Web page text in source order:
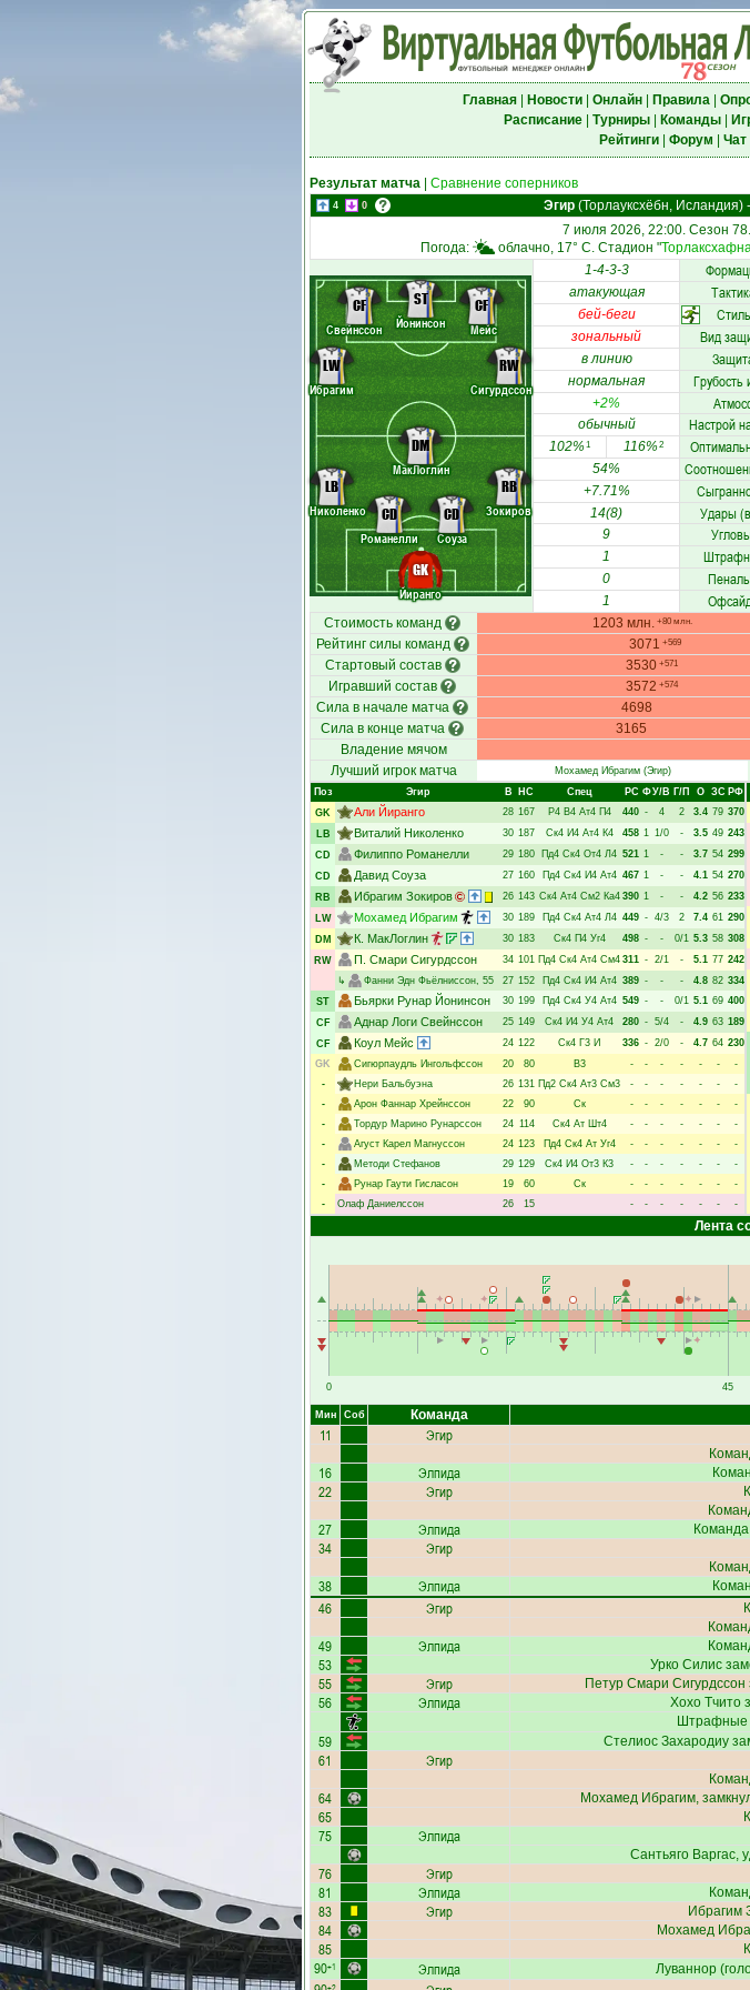
Главная| Новости| Онлайн| Правила|
Расписание| Турниры| Команды|
Рейтинги| Форум Чат|
Результат матча Сравнение соперников
4 0 Эгир(Торлауксхёбн, Исландия)-
7 июля 2026, 22:00. Сезон
Погода:
облачно, 17° C. Стадион "
Йиранго
Николенко
Романелли
Соуза
Зокиров
Ибрагим
МакЛоглин
Сигурдссон
Йонинсон
Свейнссон Мейс
GK
LB
CD
CD
RB
LW
DM
RW
ST
CF CF
1-4-3-3
атакующая
бей-беги
Стиль
зональный
Вид
в линию
нормальная
Грубость
+2%
обычный
Настрой
102%1 116%2
54%
+7.71%
14(8)
Удары
9
1
0
1
Стоимость команд
1203 млн. +80 млн.
Рейтинг силы команд
3071 +569
Стартовый состав
3530 +571
Игравший состав
3572 +574
Сила в начале матча
4698
Сила в конце матча
3165
Владение мячом
Лучший игрок матча
Мохамед Ибрагим(Эгир)
Поз
Эгир В НC Спец РC ФУ/В Г/П О ЗС РФ
GK
Али Йиранго 28 167 Р4 В4 Ат4 П4 440 - 4 2 3.4 79 370
LB
Виталий Николенко 30 187 Ск4 И4 Ат4 К4 458 1 1/0 - 3.5 49 243
CD
Филиппо Романелли 29 180 Пд4 Ск4 От4 Л4 521 1 - - 3.7 54 299
CD
Давид Соуза 27 160 Пд4 Ск4 И4 Ат4 467 1 - - 4.1 54 270
RB
Ибрагим Зокиров 26 143 Ск4 Ат4 См2 Ка4 390 1 - - 4.2 56 233
LW
Мохамед Ибрагим 30 189 Пд4 Ск4 Ат4 Л4 449 - 4/3 2 7.4 61 290
DM
К. МакЛоглин 30 183 Ск4 П4 Уг4 498 - - 0/1 5.3 58 308
RW
П. Смари Сигурдссон 34 101 Пд4 Ск4 Ат4 См4 311 - 2/1 - 5.1 77 242
↳
Фанни Эдн Фьёлниссон, 55 27 152 Пд4 Ск4 И4 Ат4 389 - - - 4.8 82 334
ST
Бьярки Рунар Йонинсон 30 199 Пд4 Ск4 У4 Ат4 549 - - 0/1 5.1 69 400
CF
Аднар Логи Свейнссон 25 149 Ск4 И4 У4 Ат4 280 - 5/4 - 4.9 63 189
CF
Коул Мейс 24 122 Ск4 Г3 И 336 - 2/0 - 4.7 64 230
GK
Сигюрпаудль Ингольфссон 20 80 В3 - - - - - -
-
-
Нери Бальбуэна 26 131 Пд2 Ск4 Ат3 См3 - - - - - -
-
-
Арон Фаннар Хрейнссон 22 90 Ск - - - - - -
-
-
Тордур Марино Рунарссон 24 114 Ск4 Ат Шт4 - - - - - -
-
-
Агуст Карел Магнуссон 24 123 Пд4 Ск4 Ат Уг4 - - - - - -
-
-
Методи Стефанов 29 129 Ск4 И4 От3 К3 - - - - - -
-
-
Рунар Гаути Гисласон 19 60 Ск - - - - - -
-
-
Олаф Даниелссон 26 15 - - - - - - -
Лента
0 45
Мин Соб Команда
11 Эгир
16 Элпида
22 Эгир
27 Элпида
34 Эгир
38 Элпида
46 Эгир
49 Элпида
53 Урко Силис
55 Эгир Петур Смари Сигурдссон
56 Элпида Хохо Тчито
Штрафные
59 Стелиос Захародиу
61 Эгир
64 Мохамед Ибрагим,
65
75 Элпида
Сантьяго Варгас,
76 Эгир
81 Элпида
83 Эгир Ибрагим
84 Мохамед
85
90+1 Элпида Луваннор